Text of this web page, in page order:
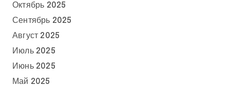
Октябрь 2025
Сентябрь 2025
Август 2025
Июль 2025
Июнь 2025
Май 2025